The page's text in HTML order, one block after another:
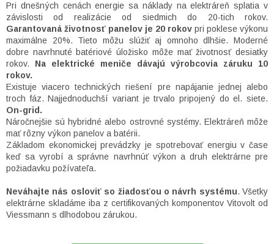
Pri dnešných cenách energie sa náklady na elektráreň splatia v
závislosti od realizácie od siedmich do 20-tich rokov.
Garantovaná životnosť panelov je 20 rokov pri poklese výkonu
maximálne 20%. Tieto môžu slúžiť aj omnoho dlhšie. Moderné
dobre navrhnuté batériové úložisko môže mať životnosť desiatky
rokov. Na elektrické meniče dávajú výrobcovia záruku 10
rokov.
Existuje viacero technických riešení pre napájanie jednej alebo
troch fáz. Najjednoduchší variant je trvalo pripojený do el. siete.
On-grid.
Náročnejšie sú hybridné alebo ostrovné systémy. Elektráreň môže
mať rôzny výkon panelov a batérii.
Základom ekonomickej prevádzky je spotrebovať energiu v čase
keď sa vyrobí a správne navrhnúť výkon a druh elektrárne pre
požiadavku požívateľa.
Neváhajte nás osloviť so žiadosťou o návrh systému. Všetky
elektrárne skladáme iba z certifikovaných komponentov Vitovolt od
Viessmann s dlhodobou zárukou.